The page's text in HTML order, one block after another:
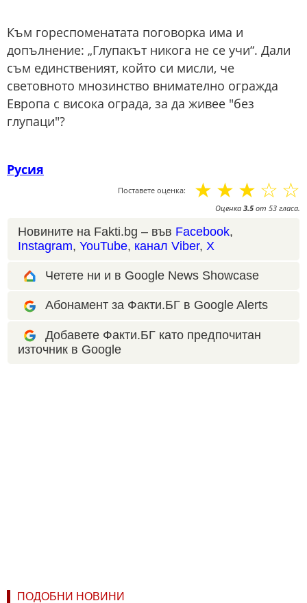
Към гореспоменатата поговорка има и
допълнение: „Глупакът никога не се учи“. Дали
съм единственият, който си мисли, че
световното мнозинство внимателно огражда
Европа с висока ограда, за да живее "без
глупаци"?
Русия
Поставете оценка: ☆
☆
☆
☆
☆
Оценка 3.5 от 53 гласа.
Новините на Fakti.bg – във Facebook,
Instagram, YouTube, канал Viber, X
Четете ни и в Google News Showcase
Абонамент за Факти.БГ в Google Alerts
Добавете Факти.БГ като предпочитан
източник в Google
ПОДОБНИ НОВИНИ